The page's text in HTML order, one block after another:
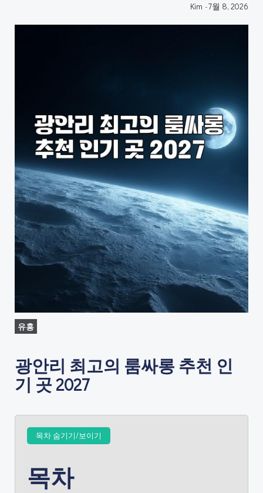
Kim -7월 8, 2026
유흥
광안리 최고의 룸싸롱 추천 인
기 곳 2027
목차 숨기기/보이기
목차